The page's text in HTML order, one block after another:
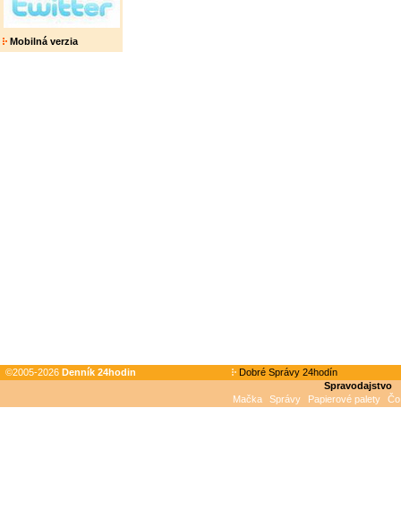
Mobilná verzia
©2005-2026 Denník 24hodin
Dobré Správy 24hodín
Spravodajstvo
Mačka
Správy Papierové palety